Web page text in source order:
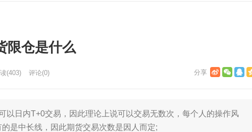
限仓是什么
(403) 评论(0)
日内T+0交易，因此理论上说可以交易无数次，每个人的操作风
是中长线，因此期货交易次数是因人而定;